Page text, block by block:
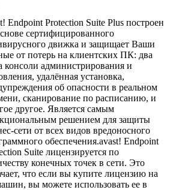
Endpoint Protection Suite Plus построен
сертифицированного
движка и защищает Ваши
от потерь на клиентских ПК: два
консоли администрирования и
удалённая установка,
об опасности в реальном
сканирование по расписанию, и
другое. Является самым
решением для защиты
сети от всех видов вредоносного
обеспечения.avast! Endpoint
Suite лицензируется по
конечных точек в сети. Это
что если вы купите лицензию на
вы можете использовать ее в